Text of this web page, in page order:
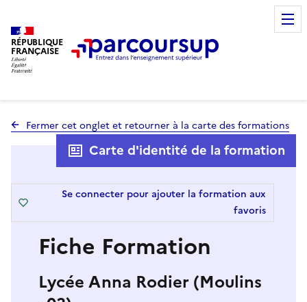
RÉPUBLIQUE
FRANÇAISE
Fermer cet onglet et retourner à la carte des formations
Fiche Formation
Lycée Anna Rodier (Moulins
Carte d'identité de la formation
Se connecter pour ajouter la formation aux
favoris